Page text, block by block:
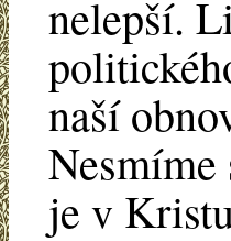
nelepší.
naší
Nesmíme
je v